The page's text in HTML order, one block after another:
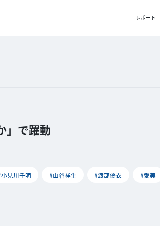
レポート
」で躍動
小見川千明 #山谷祥生 #渡部優衣 #愛美